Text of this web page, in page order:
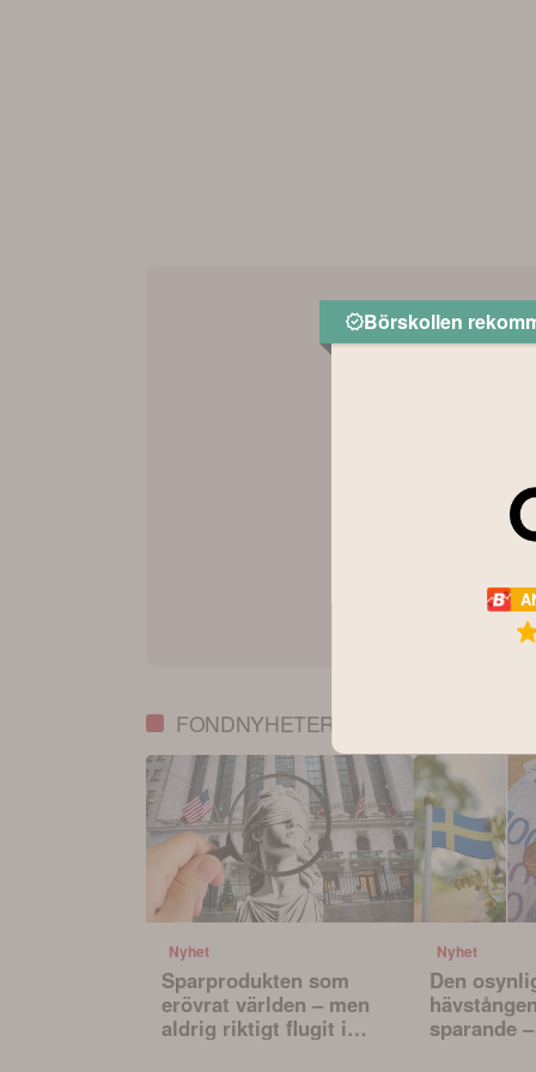
FONDNYHETER
Nyhet
Sparprodukten som
erövrat världen – men
aldrig riktigt flugit i
Nyhet
Den
sparande
Börskollen